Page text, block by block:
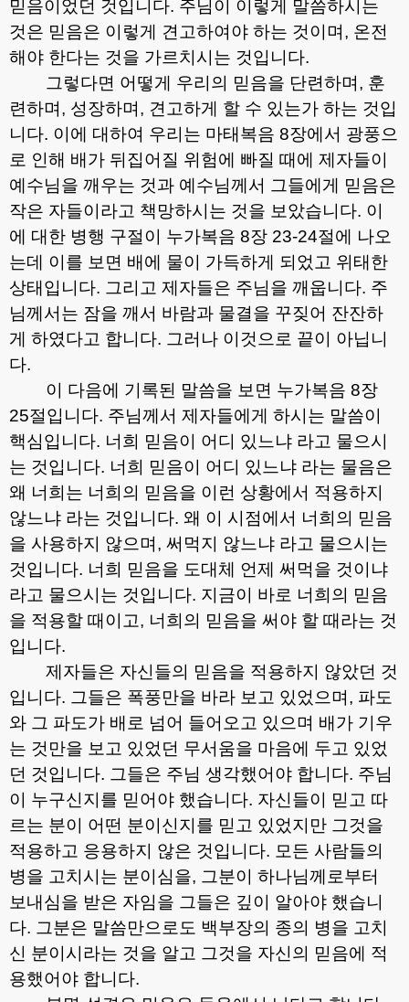
믿음이었던 것입니다. 주님이 이렇게 말씀하시는
것은 믿음은 이렇게 견고하여야 하는 것이며 , 온전
해야 한다는 것을 가르치시는 것입니다.
그렇다면 어떻게 우리의 믿음을 단련하며 , 훈
련하며 , 성장하며 , 견고하게 할 수 있는가 하는 것입
니다. 이에 대하여 우리는 마태복음 8장에서 광풍으
로 인해 배가 뒤집어질 위험에 빠질 때에 제자들이
예수님을 깨우는 것과 예수님께서 그들에게 믿음은
작은 자들이라고 책망하시는 것을 보았습니다. 이
에 대한 병행 구절이 누가복음 8장 23-24절에 나오
는데 이를 보면 배에 물이 가득하게 되었고 위태한
상태입니다. 그리고 제자들은 주님을 깨웁니다. 주
님께서는 잠을 깨서 바람과 물결을 꾸짖어 잔잔하
게 하였다고 합니다. 그러나 이것으로 끝이 아닙니
다.
이 다음에 기록된 말씀을 보면 누가복음 8장
25절입니다. 주님께서 제자들에게 하시는 말씀이
핵심입니다. 너희 믿음이 어디 있느냐 라고 물으시
는 것입니다. 너희 믿음이 어디 있느냐 라는 물음은
왜 너희는 너희의 믿음을 이런 상황에서 적용하지
않느냐 라는 것입니다. 왜 이 시점에서 너희의 믿음
을 사용하지 않으며 , 써먹지 않느냐 라고 물으시는
것입니다. 너희 믿음을 도대체 언제 써먹을 것이냐
라고 물으시는 것입니다. 지금이 바로 너희의 믿음
을 적용할 때이고, 너희의 믿음을 써야 할 때라는 것
입니다.
제자들은 자신들의 믿음을 적용하지 않았던 것
입니다. 그들은 폭풍만을 바라 보고 있었으며 , 파도
와 그 파도가 배로 넘어 들어오고 있으며 배가 기우
는 것만을 보고 있었던 무서움을 마음에 두고 있었
던 것입니다. 그들은 주님 생각했어야 합니다. 주님
이 누구신지를 믿어야 했습니다. 자신들이 믿고 따
르는 분이 어떤 분이신지를 믿고 있었지만 그것을
적용하고 응용하지 않은 것입니다. 모든 사람들의
병을 고치시는 분이심을, 그분이 하나님께로부터
보내심을 받은 자임을 그들은 깊이 알아야 했습니
다. 그분은 말씀만으로도 백부장의 종의 병을 고치
신 분이시라는 것을 알고 그것을 자신의 믿음에 적
용했어야 합니다.